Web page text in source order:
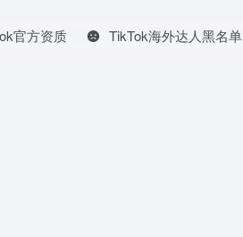
官方资质 TikTok海外达人黑名单